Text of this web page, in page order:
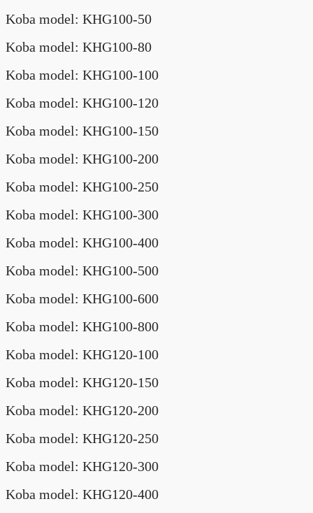
Koba model: KHG100-50
Koba model: KHG100-80
Koba model: KHG100-100
Koba model: KHG100-120
Koba model: KHG100-150
Koba model: KHG100-200
Koba model: KHG100-250
Koba model: KHG100-300
Koba model: KHG100-400
Koba model: KHG100-500
Koba model: KHG100-600
Koba model: KHG100-800
Koba model: KHG120-100
Koba model: KHG120-150
Koba model: KHG120-200
Koba model: KHG120-250
Koba model: KHG120-300
Koba model: KHG120-400